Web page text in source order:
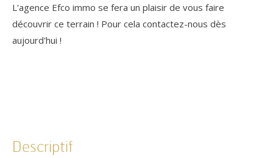
L'agence Efco immo se fera un plaisir de vous faire
découvrir ce terrain ! Pour cela contactez-nous dès
aujourd'hui !
descriptif